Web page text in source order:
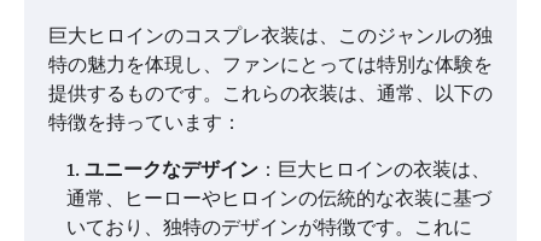
巨大ヒロインのコスプレ衣装は、このジャンルの独
特の魅力を体現し、ファンにとっては特別な体験を
提供するものです。これらの衣装は、通常、以下の
特徴を持っています：
ユニークなデザイン ：巨大ヒロインの衣装は、
通常、ヒーローやヒロインの伝統的な衣装に基づ
いており、独特のデザインが特徴です。これに